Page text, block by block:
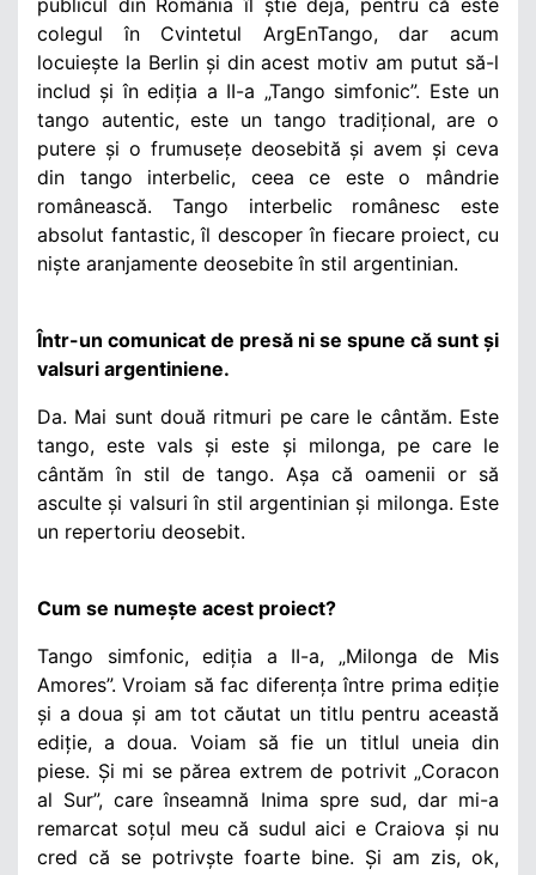
colegul în Cvintetul ArgEnTango, dar acum
locuiește la Berlin și din acest motiv am putut să-l
includ și în ediția a II-a „Tango simfonic”. Este un
tango autentic, este un tango tradițional, are o
putere și o frumusețe deosebită și avem și ceva
din tango interbelic, ceea ce este o mândrie
românească. Tango interbelic românesc este
absolut fantastic, îl descoper în fiecare proiect, cu
niște aranjamente deosebite în stil argentinian.
Într-un comunicat de presă ni se spune că sunt și
valsuri argentiniene.
Da. Mai sunt două ritmuri pe care le cântăm. Este
tango, este vals și este și milonga, pe care le
cântăm în stil de tango. Așa că oamenii or să
asculte și valsuri în stil argentinian și milonga. Este
un repertoriu deosebit.
Cum se numește acest proiect?
Tango simfonic, ediția a II-a, „Milonga de Mis
Amores”. Vroiam să fac diferența între prima ediție
și a doua și am tot căutat un titlu pentru această
ediție, a doua. Voiam să fie un titlul uneia din
piese. Și mi se părea extrem de potrivit „Coracon
al Sur”, care înseamnă Inima spre sud, dar mi-a
remarcat soțul meu că sudul aici e Craiova și nu
cred că se potrivște foarte bine. Și am zis, ok,